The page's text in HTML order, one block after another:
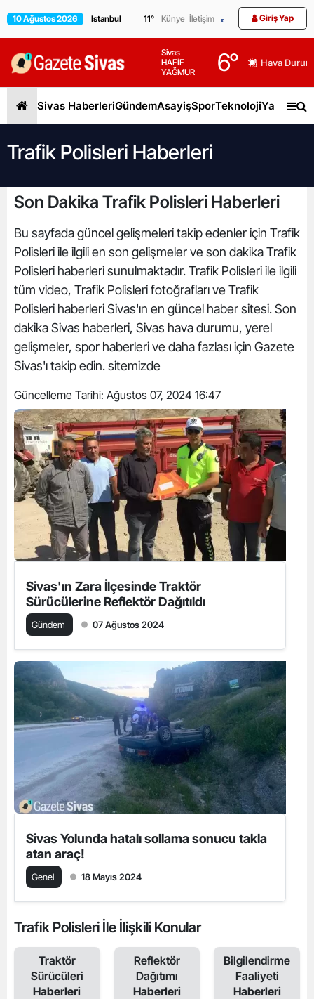
10 Ağustos 2026 11° Künye İletişim Giriş Yap
Sivas
HAFİF
YAĞMUR
6° Hava
Sivas HaberleriGündemAsayişSporTeknolojiYaşam
Trafik Polisleri Haberleri
Son Dakika Trafik Polisleri Haberleri
Bu sayfada güncel gelişmeleri takip edenler için Trafik
Polisleri ile ilgili en son gelişmeler ve son dakika Trafik
Polisleri haberleri sunulmaktadır. Trafik Polisleri ile ilgili
tüm video, Trafik Polisleri fotoğrafları ve Trafik
Polisleri haberleri Sivas'ın en güncel haber sitesi. Son
dakika Sivas haberleri, Sivas hava durumu, yerel
gelişmeler, spor haberleri ve daha fazlası için Gazete
Sivas'ı takip edin. sitemizde
Güncelleme Tarihi: Ağustos 07, 2024 16:47
Sivas'ın Zara İlçesinde Traktör
Sürücülerine Reflektör Dağıtıldı
Gündem 07 Ağustos 2024
Sivas Yolunda hatalı sollama sonucu takla
atan araç!
Genel 18 Mayıs 2024
Trafik Polisleri İle İlişkili Konular
Traktör
Sürücüleri
Haberleri
Reflektör
Dağıtımı
Haberleri
Bilgilendirme
Faaliyeti
Haberleri